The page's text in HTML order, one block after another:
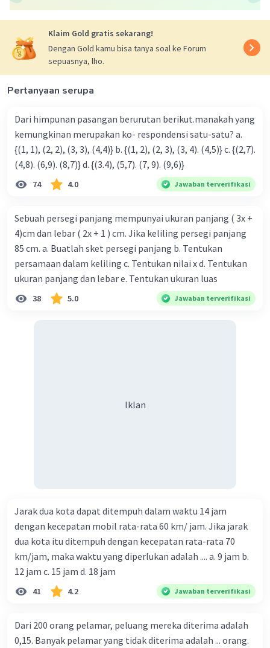
Beri Rating·0.0
Klaim Gold gratis sekarang!
Dengan Gold kamu bisa tanya soal ke Forum
sepuasnya, lho.
Pertanyaan serupa
Dari himpunan pasangan berurutan berikut.manakah yang
kemungkinan merupakan ko- respondensi satu-satu? a.
{(1, 1), (2, 2), (3, 3), (4,4)} b. {(1, 2), (2, 3), (3, 4). (4,5)} c. {(2,7).
(4,8). (6,9). (8,7)} d. {(3.4), (5,7). (7, 9). (9,6)}
74 4.0 Jawaban terverifikasi
Sebuah persegi panjang mempunyai ukuran panjang ( 3x +
4)cm dan lebar ( 2x + 1 ) cm. Jika keliling persegi panjang
85 cm. a. Buatlah sket persegi panjang b. Tentukan
persamaan dalam keliling c. Tentukan nilai x d. Tentukan
ukuran panjang dan lebar e. Tentukan ukuran luas
38 5.0 Jawaban terverifikasi
Iklan
Jarak dua kota dapat ditempuh dalam waktu 14 jam
dengan kecepatan mobil rata-rata 60 km/ jam. Jika jarak
dua kota itu ditempuh dengan kecepatan rata-rata 70
km/jam, maka waktu yang diperlukan adalah .... a. 9 jam b.
12 jam c. 15 jam d. 18 jam
41 4.2 Jawaban terverifikasi
Dari 200 orang pelamar, peluang mereka diterima adalah
0,15. Banyak pelamar yang tidak diterima adalah ... orang.